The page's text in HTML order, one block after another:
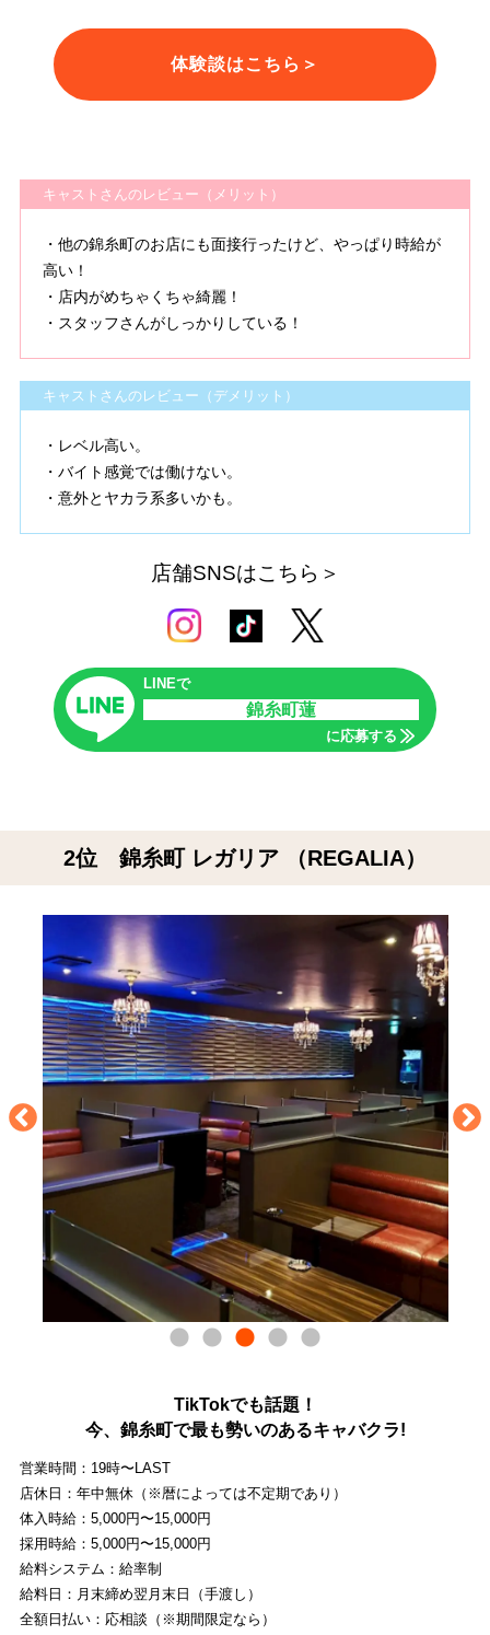
体験談はこちら＞
キャストさんのレビュー（メリット）
・他の錦糸町のお店にも面接行ったけど、やっぱり時給が
高い！
・店内がめちゃくちゃ綺麗！
・スタッフさんがしっかりしている！
キャストさんのレビュー（デメリット）
・レベル高い。
・バイト感覚では働けない。
・意外とヤカラ系多いかも。
店舗SNSはこちら＞
LINEで
錦糸町蓮
に応募する
2位 錦糸町 レガリア （REGALIA）
TikTokでも話題！
今、錦糸町で最も勢いのあるキャバクラ!
営業時間：19時〜LAST
店休日：年中無休（※暦によっては不定期であり）
体入時給：5,000円〜15,000円
採用時給：5,000円〜15,000円
給料システム：給率制
給料日：月末締め翌月末日（手渡し）
全額日払い：応相談（※期間限定なら）